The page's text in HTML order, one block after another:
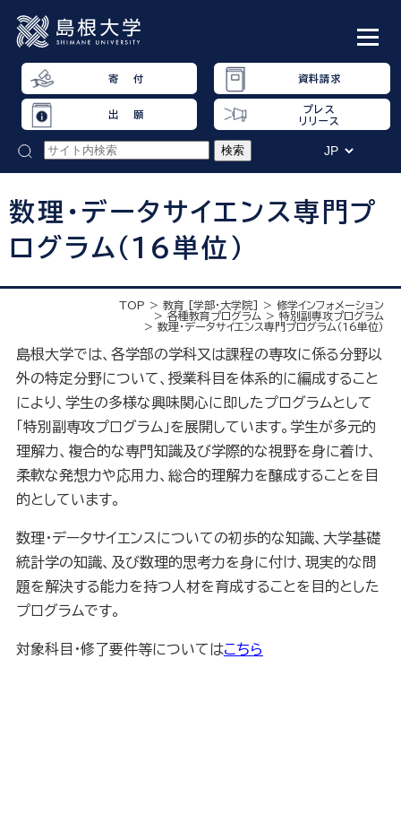
寄 付 資料請求
出 願
プレス
リリース
数理・データサイエンス専門プ
ログラム（16単位）
TOP 教育 [学部・大学院]
修学インフォメーション
各種教育プログラム
特別副専攻プログラム
数理・データサイエンス専門プログラム（16単位）
島根大学では、各学部の学科又は課程の専攻に係る分野以
外の特定分野について、授業科目を体系的に編成すること
により、学生の多様な興味関心に即したプログラムとして
「特別副専攻プログラム」を展開しています。学生が多元的
理解力、複合的な専門知識及び学際的な視野を身に着け、
柔軟な発想力や応用力、総合的理解力を醸成することを目
的としています。
数理・データサイエンスについての初歩的な知識、大学基礎
統計学の知識、及び数理的思考力を身に付け、現実的な問
題を解決する能力を持つ人材を育成することを目的とした
プログラムです。
対象科目・修了要件等についてはこちら